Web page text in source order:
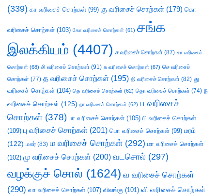
(339) கா வரிசைச் சொற்கள் (99) கு வரிசைச் சொற்கள் (179) கொ
வரிசைச் சொற்கள் (103) கோ வரிசைச் சொற்கள் (61) சங்க
இலக்கியம் (4407) ச வரிசைச் சொற்கள் (87) சா வரிசைச்
சொற்கள் (68) சி வரிசைச் சொற்கள் (91) சு வரிசைச் சொற்கள் (67) செ வரிசைச்
சொற்கள் (77) த வரிசைச் சொற்கள் (195) தி வரிசைச் சொற்கள் (82) து
வரிசைச் சொற்கள் (104) தெ வரிசைச் சொற்கள் (62) தொ வரிசைச் சொற்கள் (74) ந
வரிசைச் சொற்கள் (125) நா வரிசைச் சொற்கள் (62) ப வரிசைச்
சொற்கள் (378) பா வரிசைச் சொற்கள் (105) பி வரிசைச் சொற்கள்
(109) பு வரிசைச் சொற்கள் (201) பொ வரிசைச் சொற்கள் (99) மரம்
(122) மலர் (83) ம வரிசைச் சொற்கள் (292) மா வரிசைச் சொற்கள்
(102) மு வரிசைச் சொற்கள் (200) வடசொல் (297)
வழக்குச் சொல் (1624) வ வரிசைச் சொற்கள்
(290) வா வரிசைச் சொற்கள் (107) விலங்கு (101) வி வரிசைச் சொற்கள்